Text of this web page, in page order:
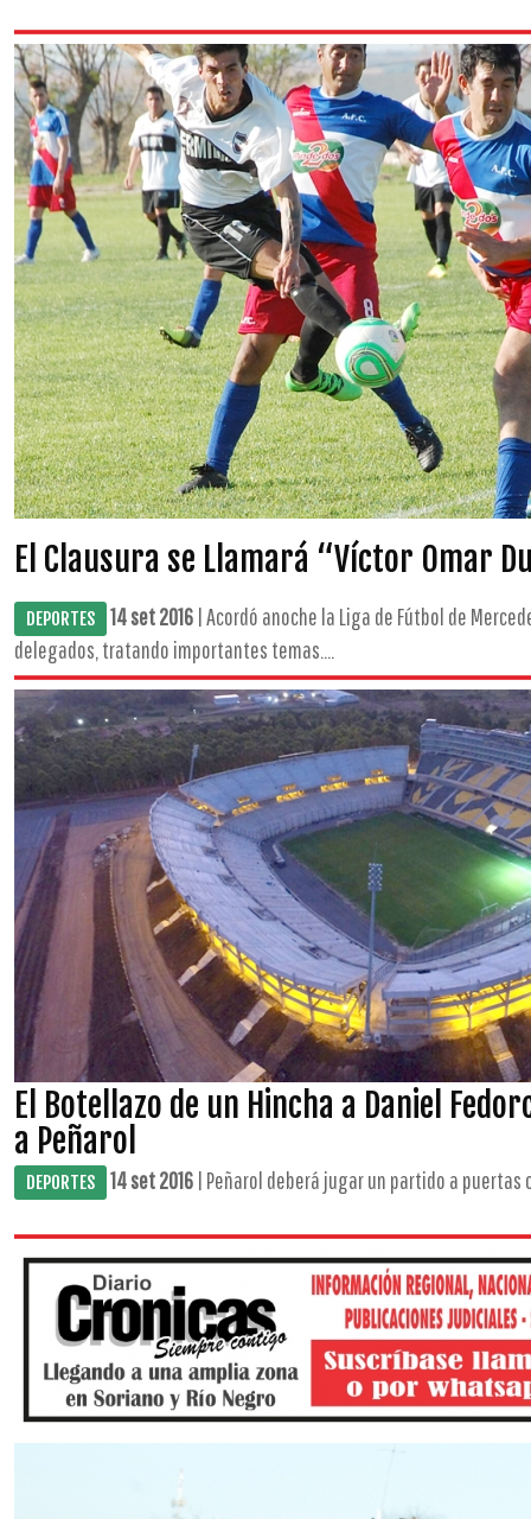
El Clausura se Llamará “Víctor Omar
DEPORTES 14 set 2016 | Acordó anoche la Liga de Fútbol de
delegados, tratando importantes temas....
El Botellazo de un Hincha a Daniel
a Peñarol
DEPORTES 14 set 2016 | Peñarol deberá jugar un partido a puertas